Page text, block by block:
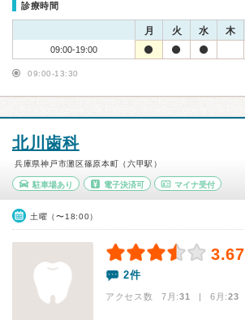
診療時間
月 火 水 木
09:00-19:00
09:00-13:30
北川歯科
兵庫県神戸市灘区篠原本町（六甲駅）
駐車場あり 電子決済可 マイナ受付
土曜（〜18:00）
3.67
2件
アクセス数 7月:31 | 6月:23